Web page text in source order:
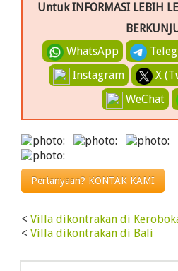
Untuk INFORMASI LEBIH
WhatsApp
Instagram
X
WeChat
Pertanyaan? KONTAK KAMI
< Villa dikontrakan di
< Villa dikontrakan di Bali